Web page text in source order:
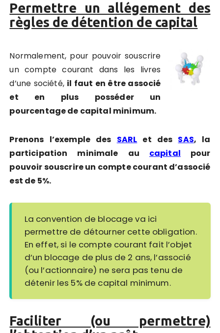
Permettre un allégement des
règles de détention de capital
Normalement, pour pouvoir souscrire
un compte courant dans les livres
d’une société, il faut en être associé
et en plus posséder un
pourcentage de capital minimum.
Prenons l’exemple des SARL et des SAS, la
participation minimale au capital pour
pouvoir souscrire un compte courant d’associé
est de 5%.
La convention de blocage va ici
permettre de détourner cette obligation.
En effet, si le compte courant fait l’objet
d’un blocage de plus de 2 ans, l’associé
(ou l’actionnaire) ne sera pas tenu de
détenir les 5% de capital minimum.
Faciliter (ou permettre)